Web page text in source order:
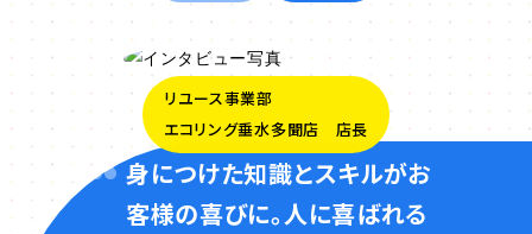
リユース事業部
エコリング垂水多聞店 店長
身につけた知識とスキルがお
客様の喜びに。人に喜ばれる